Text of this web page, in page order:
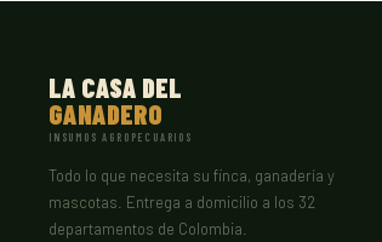
LA CASA DEL
GANADERO
INSUMOS AGROPECUARIOS
Todo lo que necesita su finca, ganadería y
mascotas. Entrega a domicilio a los 32
departamentos de Colombia.